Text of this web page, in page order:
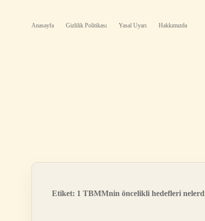
Anasayfa Gizlilik Politikası Yasal Uyarı Hakkımızda
Etiket: 1 TBMMnin öncelikli hedefleri